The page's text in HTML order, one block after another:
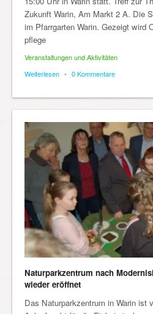
Zukunft Warin, Am Markt 2 A. Die
im Pfarrgarten Warin. Gezeigt wird
pflege
Veranstaltungen und Aktivitäten
Weiterlesen • 0 Kommentare
Naturparkzentrum nach
wieder eröffnet
Das Naturparkzentrum in Warin ist